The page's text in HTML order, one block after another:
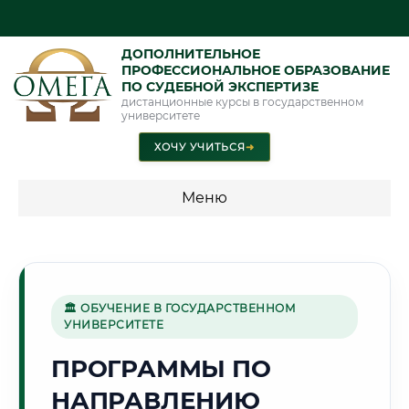
ДОПОЛНИТЕЛЬНОЕ
ПРОФЕССИОНАЛЬНОЕ ОБРАЗОВАНИЕ
ПО СУДЕБНОЙ ЭКСПЕРТИЗЕ
дистанционные курсы в государственном
университете
ХОЧУ УЧИТЬСЯ➜
Меню
специальности"
Стоимость по программам обучения "Судебная экспертиза"
Стоимость по программам обучения "Экспертиза"
🏛 ОБУЧЕНИЕ В ГОСУДАРСТВЕННОМ
УНИВЕРСИТЕТЕ
ПРОГРАММЫ ПО
НАПРАВЛЕНИЮ